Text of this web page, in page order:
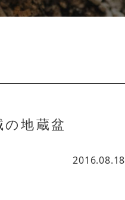
地蔵盆
2016.08.18